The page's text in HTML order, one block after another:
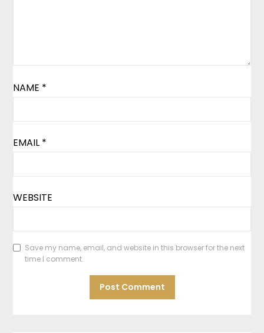
NAME *
EMAIL *
WEBSITE
Save my name, email, and website in this browser for the next
time I comment.